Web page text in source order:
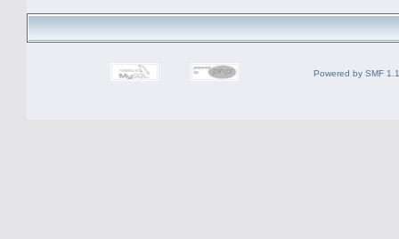
Powered by SMF